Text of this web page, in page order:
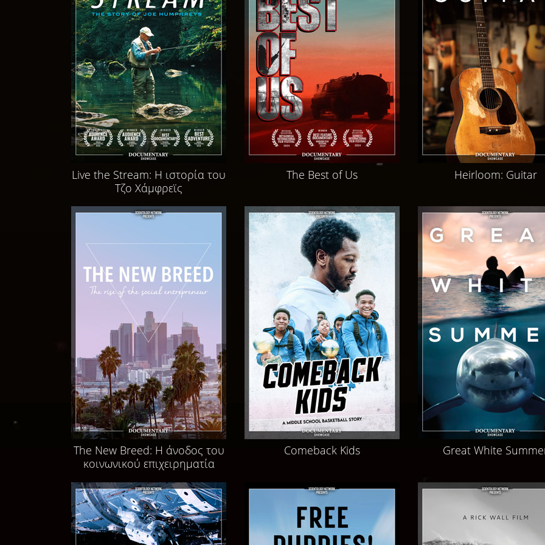
Live the Stream: Η ιστορία του
Τζο Χάμφρεϊς
The Best of Us Heirloom: Guitar
The New Breed: Η άνοδος του
κοινωνικού επιχειρηματία
Comeback Kids Great White